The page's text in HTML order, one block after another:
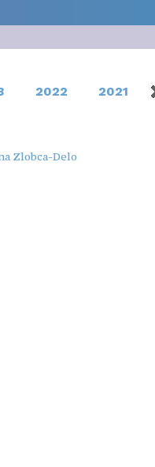
2022 2021
Zlobca-Delo